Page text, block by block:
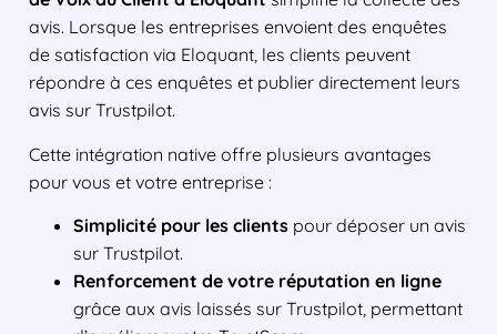
avis. Lorsque les entreprises envoient des enquêtes
de satisfaction via Eloquant, les clients peuvent
répondre à ces enquêtes et publier directement leurs
avis sur Trustpilot.
Cette intégration native offre plusieurs avantages
pour vous et votre entreprise :
Simplicité pour les clients pour déposer un avis
sur Trustpilot.
Renforcement de votre réputation en ligne
grâce aux avis laissés sur Trustpilot, permettant